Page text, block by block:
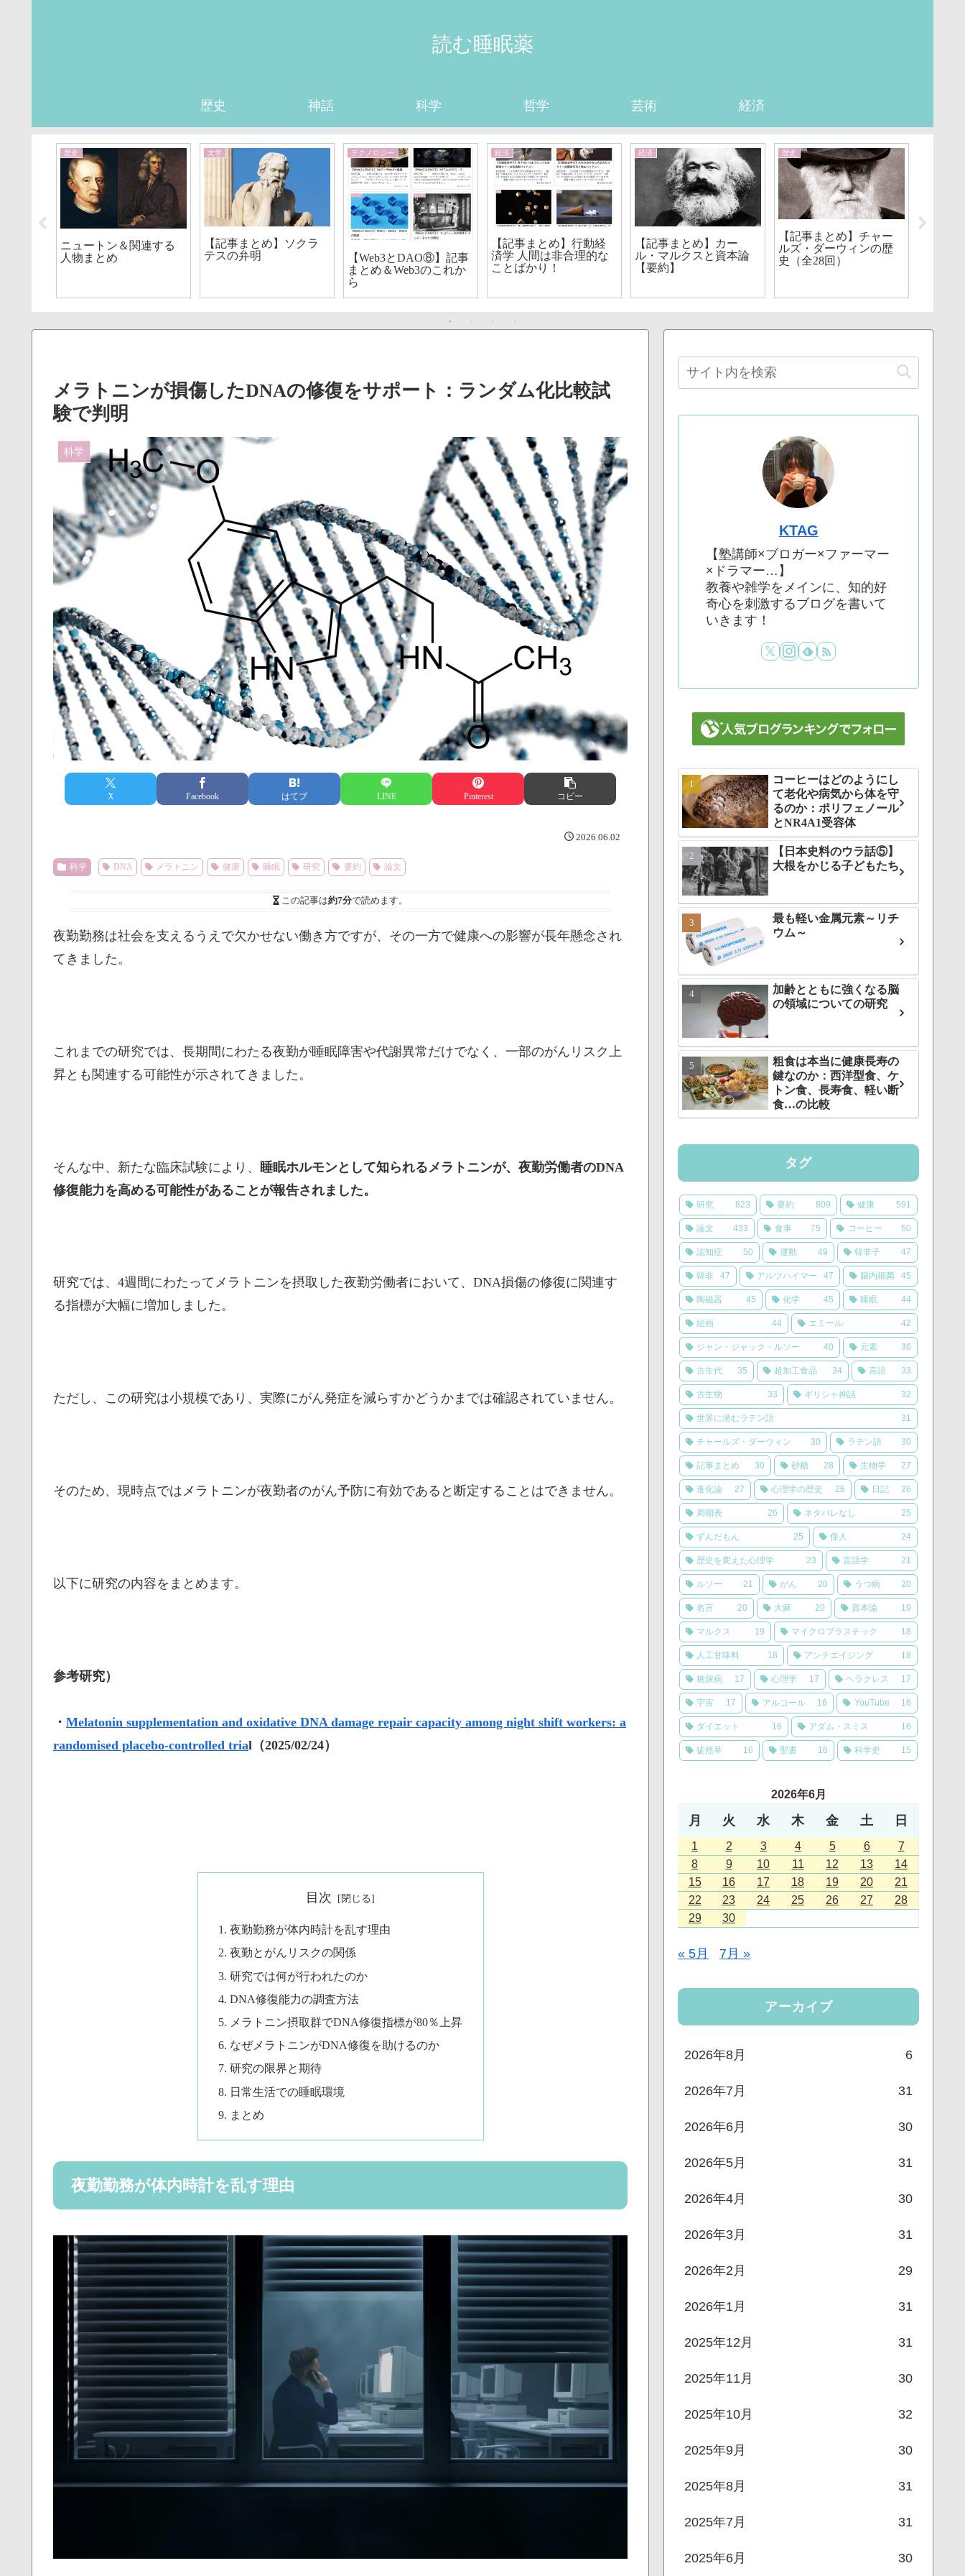
読む睡眠薬
歴史 神話 科学 哲学 芸術 経済
歴史
ニュートン＆関連する
人物まとめ
文学
【記事まとめ】ソクラ
テスの弁明
テクノロジー
【Web3とDAO⑧】記事
まとめ＆Web3のこれか
ら
経済
【記事まとめ】行動経
済学 人間は非合理的な
ことばかり！
経済
【記事まとめ】カー
ル・マルクスと資本論
【要約】
歴史
【記事まとめ】チャー
ルズ・ダーウィンの歴
史（全28回）
メラトニンが損傷したDNAの修復をサポート：ランダム化比較試
験で判明
科学
X Facebook はてブ LINE Pinterest コピー
2026.06.02
科学 DNA メラトニン 健康 睡眠 研究 要約 論文
この記事は約7分で読めます。
夜勤勤務は社会を支えるうえで欠かせない働き方ですが、その一方で健康への影響が長年懸念され
てきました。
これまでの研究では、長期間にわたる夜勤が睡眠障害や代謝異常だけでなく、一部のがんリスク上
昇とも関連する可能性が示されてきました。
そんな中、新たな臨床試験により、 睡眠ホルモンとして知られるメラトニンが、夜勤労働者のDNA
修復能力を高める可能性があることが報告されました。
研究では、4週間にわたってメラトニンを摂取した夜勤労働者において、DNA損傷の修復に関連す
る指標が大幅に増加しました。
ただし、この研究は小規模であり、実際にがん発症を減らすかどうかまでは確認されていません。
そのため、現時点ではメラトニンが夜勤者のがん予防に有効であると断定することはできません。
以下に研究の内容をまとめます。
参考研究）
・ Melatonin supplementation and oxidative DNA damage repair capacity among night shift workers: a
randomised placebo-controlled trial（2025/02/24）
目次
夜勤勤務が体内時計を乱す理由
夜勤とがんリスクの関係
研究では何が行われたのか
DNA修復能力の調査方法
メラトニン摂取群でDNA修復指標が80％上昇
なぜメラトニンがDNA修復を助けるのか
研究の限界と期待
日常生活での睡眠環境
まとめ
夜勤勤務が体内時計を乱す理由
KTAG
【塾講師×ブロガー×ファーマー
×ドラマー…】
教養や雑学をメインに、知的好
奇心を刺激するブログを書いて
いきます！
コーヒーはどのようにし
て老化や病気から体を守
るのか：ポリフェノール
とNR4A1受容体
【日本史料のウラ話⑤】
大根をかじる子どもたち
最も軽い金属元素～リチ
ウム～
加齢とともに強くなる脳
の領域についての研究
粗食は本当に健康長寿の
鍵なのか：西洋型食、ケ
トン食、長寿食、軽い断
食…の比較
タグ
研究 823 要約 809 健康 591
論文 433 食事 75 コーヒー 50
認知症 50 運動 49 韓非子 47
韓非 47 アルツハイマー 47 腸内細菌 45
陶磁器 45 化学 45 睡眠 44
絵画 44 エミール 42
ジャン・ジャック・ルソー 40 元素 36
古生代 35 超加工食品 34 言語 33
古生物 33 ギリシャ神話 32
世界に潜むラテン語 31
チャールズ・ダーウィン 30 ラテン語 30
記事まとめ 30 砂糖 28 生物学 27
進化論 27 心理学の歴史 26 日記 26
周期表 26 ネタバレなし 25
ずんだもん 25 偉人 24
歴史を変えた心理学 23 言語学 21
ルソー 21 がん 20 うつ病 20
名言 20 大麻 20 資本論 19
マルクス 19 マイクロプラスチック 18
人工甘味料 18 アンチエイジング 18
糖尿病 17 心理学 17 ヘラクレス 17
宇宙 17 アルコール 16 YouTube 16
ダイエット 16 アダム・スミス 16
徒然草 16 聖書 16 科学史 15
2026年6月
月 火 水 木 金 土 日
1 2 3 4 5 6
7
8
9 10 11 12 13
14
15
16 17 18 19 20
21
22
23 24 25 26 27
28
29
30
« 5月 7月 »
アーカイブ
2026年8月 6
2026年7月 31
2026年6月 30
2026年5月 31
2026年4月 30
2026年3月 31
2026年2月 29
2026年1月 31
2025年12月 31
2025年11月 30
2025年10月 32
2025年9月 30
2025年8月 31
2025年7月 31
2025年6月 30